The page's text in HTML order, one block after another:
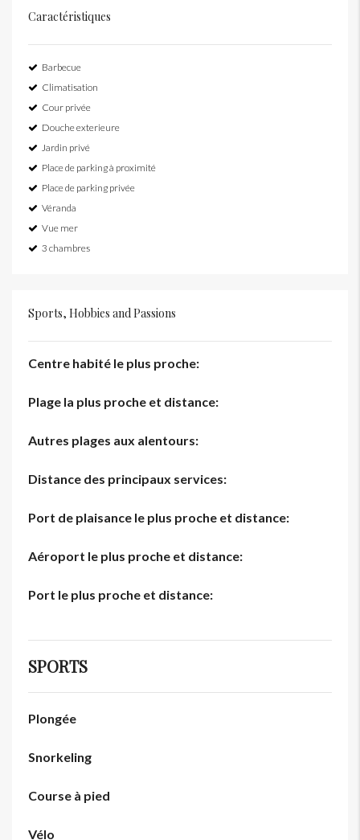
Caractéristiques
Barbecue
Climatisation
Cour privée
Douche exterieure
Jardin privé
Place de parking à proximité
Place de parking privée
Véranda
Vue mer
3 chambres
Sports, Hobbies and Passions
Centre habité le plus proche:
Plage la plus proche et distance:
Autres plages aux alentours:
Distance des principaux services:
Port de plaisance le plus proche et distance:
Aéroport le plus proche et distance:
Port le plus proche et distance:
SPORTS
Plongée
Snorkeling
Course à pied
Vélo